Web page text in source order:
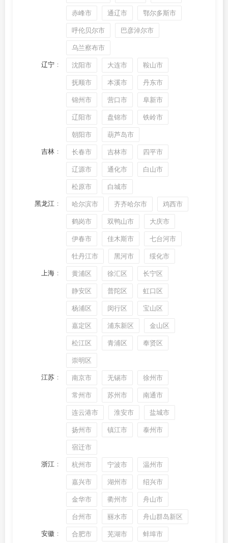
赤峰市 通辽市 鄂尔多斯市
呼伦贝尔市 巴彦淖尔市
乌兰察布市
辽宁： 沈阳市 大连市 鞍山市
抚顺市 本溪市 丹东市
锦州市 营口市 阜新市
辽阳市 盘锦市 铁岭市
朝阳市 葫芦岛市
吉林： 长春市 吉林市 四平市
辽源市 通化市 白山市
松原市 白城市
黑龙江： 哈尔滨市 齐齐哈尔市 鸡西市
鹤岗市 双鸭山市 大庆市
伊春市 佳木斯市 七台河市
牡丹江市 黑河市 绥化市
上海： 黄浦区 徐汇区 长宁区
静安区 普陀区 虹口区
杨浦区 闵行区 宝山区
嘉定区 浦东新区 金山区
松江区 青浦区 奉贤区
崇明区
江苏： 南京市 无锡市 徐州市
常州市 苏州市 南通市
连云港市 淮安市 盐城市
扬州市 镇江市 泰州市
宿迁市
浙江： 杭州市 宁波市 温州市
嘉兴市 湖州市 绍兴市
金华市 衢州市 舟山市
台州市 丽水市 舟山群岛新区
安徽： 合肥市 芜湖市 蚌埠市